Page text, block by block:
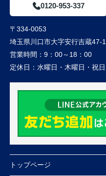
0120-953-337
〒334-0053
埼玉県川口市大字安行吉蔵47-
営業時間： 9：00～18：00
定休日： 水曜日・木曜日・祝日
トップページ